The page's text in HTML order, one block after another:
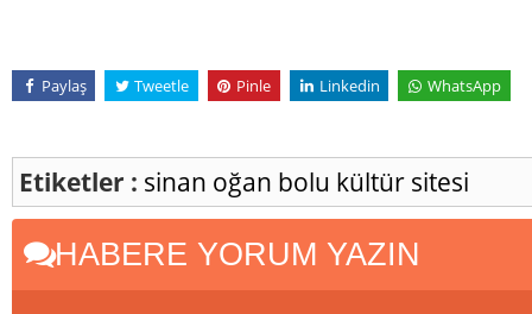
Paylaş Tweetle Pinle Linkedin WhatsApp
Etiketler : sinan oğan bolu kültür sitesi
HABERE YORUM YAZIN